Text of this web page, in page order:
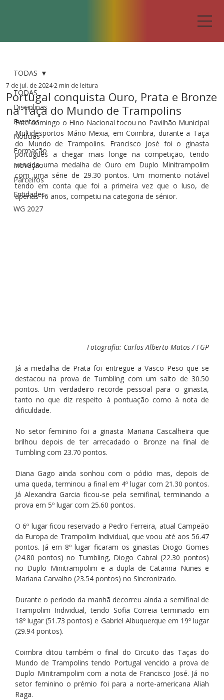
TODAS
Disciplinas
Eventos
Notícias
Formação
Inovação
Parceiros
Entidades
WG 2027
TODAS
Portugal conquista Ouro, Prata e Bronze
na Taça do Mundo de Trampolins
7 de jul. de 20242 min de leitura
Este domingo o Hino Nacional tocou no Pavilhão Municipal
Multidesportos Mário Mexia, em Coimbra, durante a Taça
do Mundo de Trampolins. Francisco José foi o ginasta
português a chegar mais longe na competição, tendo
vencido uma medalha de Ouro em Duplo Minitrampolim
com uma série de 29.30 pontos. Um momento notável
tendo em conta que foi a primeira vez que o luso, de
apenas 16 anos, competiu na categoria de sénior.
Fotografia: Carlos Alberto Matos / FGP
Já a medalha de Prata foi entregue a Vasco Peso que se
destacou na prova de Tumbling com um salto de 30.50
pontos. Um verdadeiro recorde pessoal para o ginasta,
tanto no que diz respeito à pontuação como à nota de
dificuldade.
No setor feminino foi a ginasta Mariana Cascalheira que
brilhou depois de ter arrecadado o Bronze na final de
Tumbling com 23.70 pontos.
Diana Gago ainda sonhou com o pódio mas, depois de
uma queda, terminou a final em 4º lugar com 21.30 pontos.
Já Alexandra Garcia ficou-se pela semifinal, terminando a
prova em 5º lugar com 25.60 pontos.
O 6º lugar ficou reservado a Pedro Ferreira, atual Campeão
da Europa de Trampolim Individual, que voou até aos 56.47
pontos. Já em 8º lugar ficaram os ginastas Diogo Gomes
(24.80 pontos) no Tumbling, Diogo Cabral (22.30 pontos)
no Duplo Minitrampolim e a dupla de Catarina Nunes e
Mariana Carvalho (23.54 pontos) no Sincronizado.
Durante o período da manhã decorreu ainda a semifinal de
Trampolim Individual, tendo Sofia Correia terminado em
18º lugar (51.73 pontos) e Gabriel Albuquerque em 19º lugar
(29.94 pontos).
Coimbra ditou também o final do Circuito das Taças do
Mundo de Trampolins tendo Portugal vencido a prova de
Duplo Minitrampolim com a nota de Francisco José. Já no
setor feminino o prémio foi para a norte-americana Aliah
Raga.